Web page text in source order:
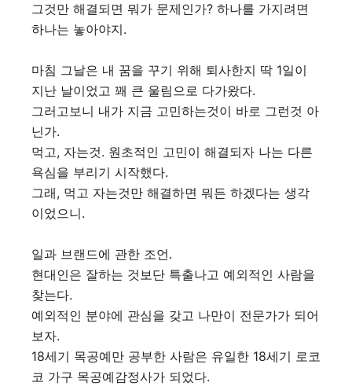
그것만 해결되면 뭐가 문제인가? 하나를 가지려면
하나는 놓아야지.
마침 그날은 내 꿈을 꾸기 위해 퇴사한지 딱 1일이
지난 날이었고 꽤 큰 울림으로 다가왔다.
그러고보니 내가 지금 고민하는것이 바로 그런것 아
닌가.
먹고, 자는것. 원초적인 고민이 해결되자 나는 다른
욕심을 부리기 시작했다.
그래, 먹고 자는것만 해결하면 뭐든 하겠다는 생각
이었으니.
일과 브랜드에 관한 조언.
현대인은 잘하는 것보단 특출나고 예외적인 사람을
찾는다.
예외적인 분야에 관심을 갖고 나만이 전문가가 되어
보자.
18세기 목공예만 공부한 사람은 유일한 18세기 로코
코 가구 목공예감정사가 되었다.